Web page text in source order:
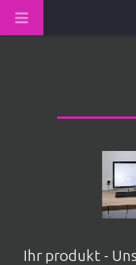
Ihr produkt -